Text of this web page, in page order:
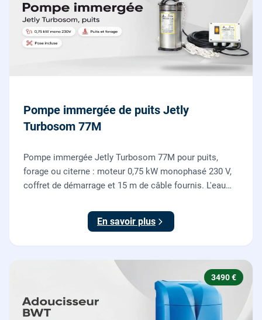
Pompe immergée de puits Jetly
Turbosom 77M
Pompe immergée Jetly Turbosom 77M pour puits,
forage ou citerne : moteur 0,75 kW monophasé 230 V,
coffret de démarrage et 15 m de câble fournis. L'eau
et posée par nos plombiers.
En savoir plus
3490 €